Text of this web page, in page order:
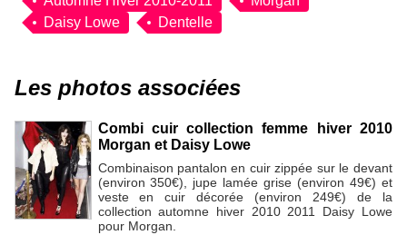
Daisy Lowe
Dentelle
Les photos associées
Combi cuir collection femme hiver 2010
Morgan et Daisy Lowe
Combinaison pantalon en cuir zippée sur le devant
(environ 350€), jupe lamée grise (environ 49€) et
veste en cuir décorée (environ 249€) de la
collection automne hiver 2010 2011 Daisy Lowe
pour Morgan.